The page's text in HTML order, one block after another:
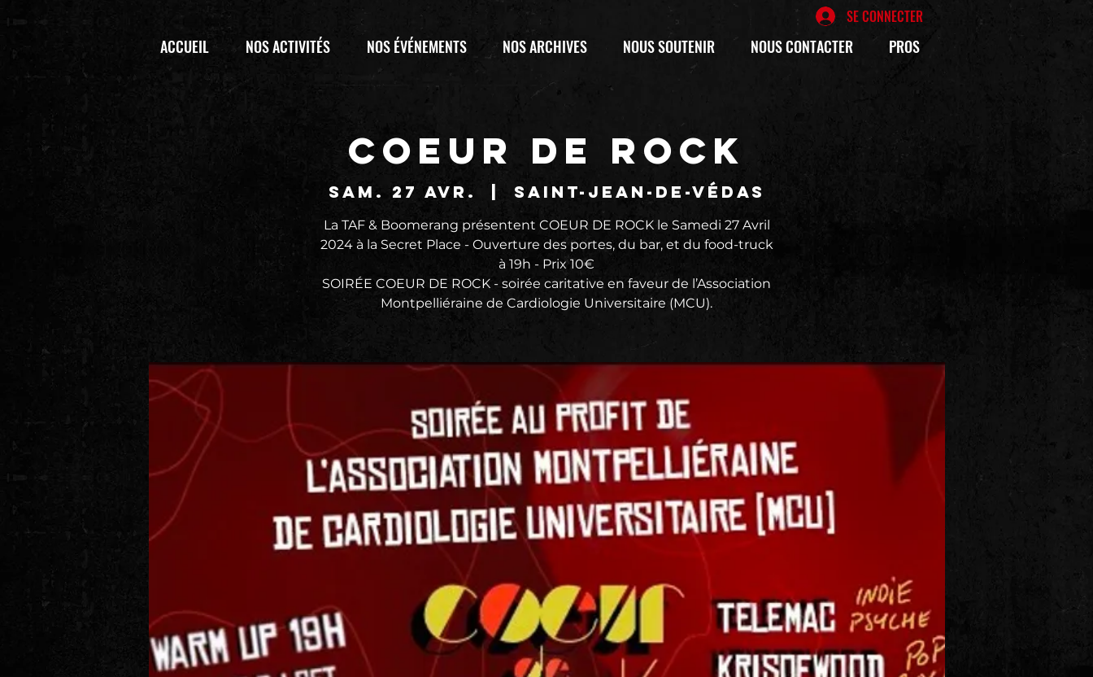
SE CONNECTER
ACCUEIL NOS ACTIVITÉS NOS ÉVÉNEMENTS NOS ARCHIVES NOUS SOUTENIR NOUS CONTACTER PROS
COEUR DE ROCK
sam. 27 avr. Saint-Jean-de-Védas
La TAF & Boomerang présentent COEUR DE ROCK le Samedi 27 Avril
2024 à la Secret Place - Ouverture des portes, du bar, et du food-truck
à 19h - Prix 10€
SOIRÉE COEUR DE ROCK - soirée caritative en faveur de l’Association
Montpelliéraine de Cardiologie Universitaire (MCU).